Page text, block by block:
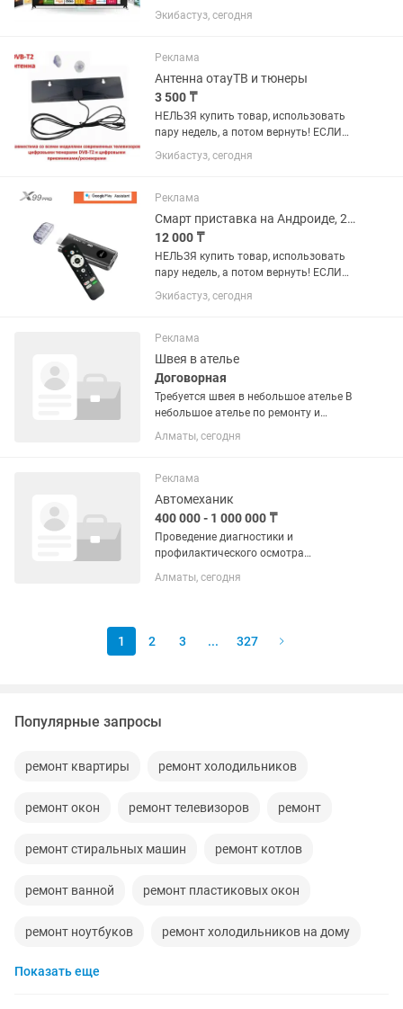
товар исправен, он ваш навсегда.
ТОЛЬКО ЕСЛИ есть дефект, по вине
бесплатный ремонт или...
Экибастуз, сегодня
Реклама
Антенна отауТВ и тюнеры
3 500 ₸
НЕЛЬЗЯ купить товар, использовать
пару недель, а потом вернуть! ЕСЛИ
товар исправен, он ваш навсегда.
ТОЛЬКО ЕСЛИ есть дефект, по вине
бесплатный ремонт или...
Экибастуз, сегодня
Реклама
Смарт приставка на Андроиде, 2/16Гб
12 000 ₸
НЕЛЬЗЯ купить товар, использовать
пару недель, а потом вернуть! ЕСЛИ
товар исправен, он ваш навсегда.
ТОЛЬКО ЕСЛИ есть дефект, по вине
бесплатный ремонт или...
Экибастуз, сегодня
Реклама
Швея в ателье
Договорная
Требуется швея в небольшое ателье В
небольшое ателье по ремонту и
подгонке одежды требуется опытная
умение кроить и шить; ...
Алматы, сегодня
Реклама
Автомеханик
400 000 - 1 000 000 ₸
Проведение диагностики и
профилактического осмотра
автомобиля всех марок (масла,
ремонт...
Алматы, сегодня
1 2 3 ... 327
Популярные запросы
ремонт квартиры ремонт холодильников
ремонт окон ремонт телевизоров ремонт
ремонт стиральных машин ремонт котлов
ремонт ванной ремонт пластиковых окон
ремонт ноутбуков ремонт холодильников на дому
ремонт кондиционеров
Показать еще